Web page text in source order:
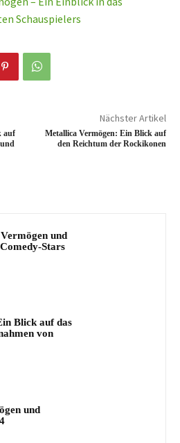
Schauspielers
auf
Nächster Artikel
Metallica Vermögen: Ein Blick auf
den Reichtum der Rockikonen
und
Stars
Blick auf das
von
und